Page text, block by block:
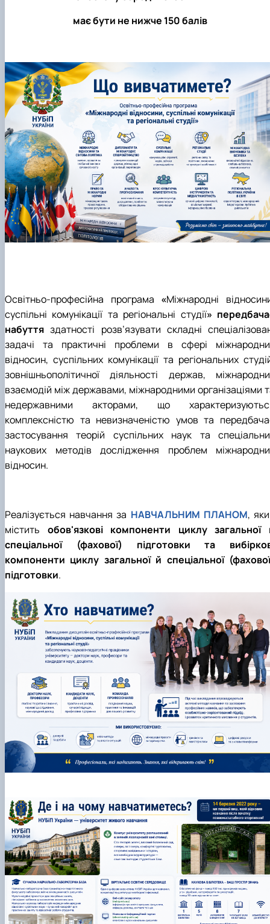
має бути не нижче 150 балів
Освітньо-професійна програма «Міжнародні
суспільні комунікації та регіональні студії»
набуття здатності розв’язувати складні
задачі та практичні проблеми в сфері
відносин, суспільних комунікації та регіональних
зовнішньополітичної діяльності держав,
взаємодій між державами, міжнародними організаціями
недержавними акторами, що
комплексністю та невизначеністю умов та
застосування теорій суспільних наук та
наукових методів дослідження проблем
відносин.
Реалізується навчання за НАВЧАЛЬНИМ ПЛАНОМ,
містить обов'язкові компоненти циклу загальної
спеціальної (фахової) підготовки та
компоненти циклу загальної й спеціальної
підготовки.